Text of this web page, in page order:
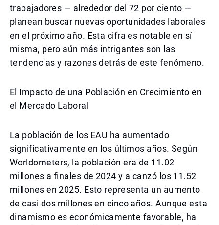
trabajadores — alrededor del 72 por ciento —
planean buscar nuevas oportunidades laborales
en el próximo año. Esta cifra es notable en sí
misma, pero aún más intrigantes son las
tendencias y razones detrás de este fenómeno.
El Impacto de una Población en Crecimiento en
el Mercado Laboral
La población de los EAU ha aumentado
significativamente en los últimos años. Según
Worldometers, la población era de 11.02
millones a finales de 2024 y alcanzó los 11.52
millones en 2025. Esto representa un aumento
de casi dos millones en cinco años. Aunque esta
dinamismo es económicamente favorable, ha